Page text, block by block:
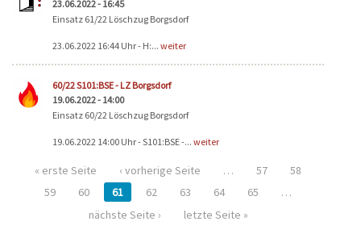
23.06.2022 - 16:45
Einsatz 61/22 Löschzug Borgsdorf
23.06.2022 16:44 Uhr - H:... weiter
60/22 S101:BSE - LZ Borgsdorf
19.06.2022 - 14:00
Einsatz 60/22 Löschzug Borgsdorf
19.06.2022 14:00 Uhr - S101:BSE -... weiter
« erste Seite ‹ vorherige Seite … 57
58
59
60 61 62 63 64 65
…
nächste Seite ›
letzte Seite »